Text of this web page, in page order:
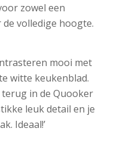
zowel een
volledige hoogte.
mooi met
witte keukenblad.
in de Quooker
leuk detail en je
Ideaal!’